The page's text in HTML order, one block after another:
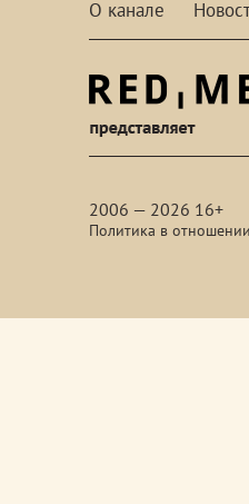
О канале
2006 — 2026 16+
Политика в